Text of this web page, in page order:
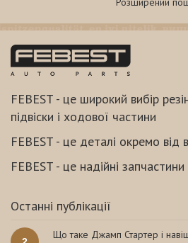
FEBEST - це широкий вибір
підвіски і ходової частини
FEBEST - це деталі окремо від
FEBEST - це надійні
Останні публікації
Що таке Джамп Стартер і